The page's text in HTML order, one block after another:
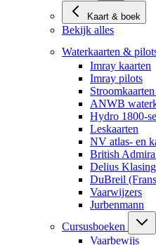
Kaart & boek
Bekijk alles
Waterkaarten &
Imray kaarten
Imray pilots
ANWB
Hydro 1800-
Leskaarten
NV atlas- en
British
Delius Klasing
DuBreil
Vaarwijzers
Jurbenmann
Cursusboeken
Vaarbewijs